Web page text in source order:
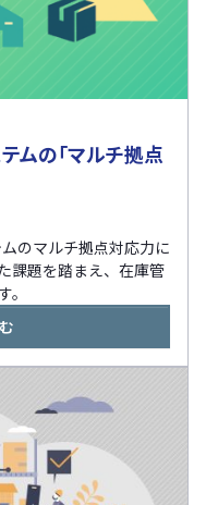
ムの「マルチ拠点
のマルチ拠点対応力に
課題を踏まえ、在庫管